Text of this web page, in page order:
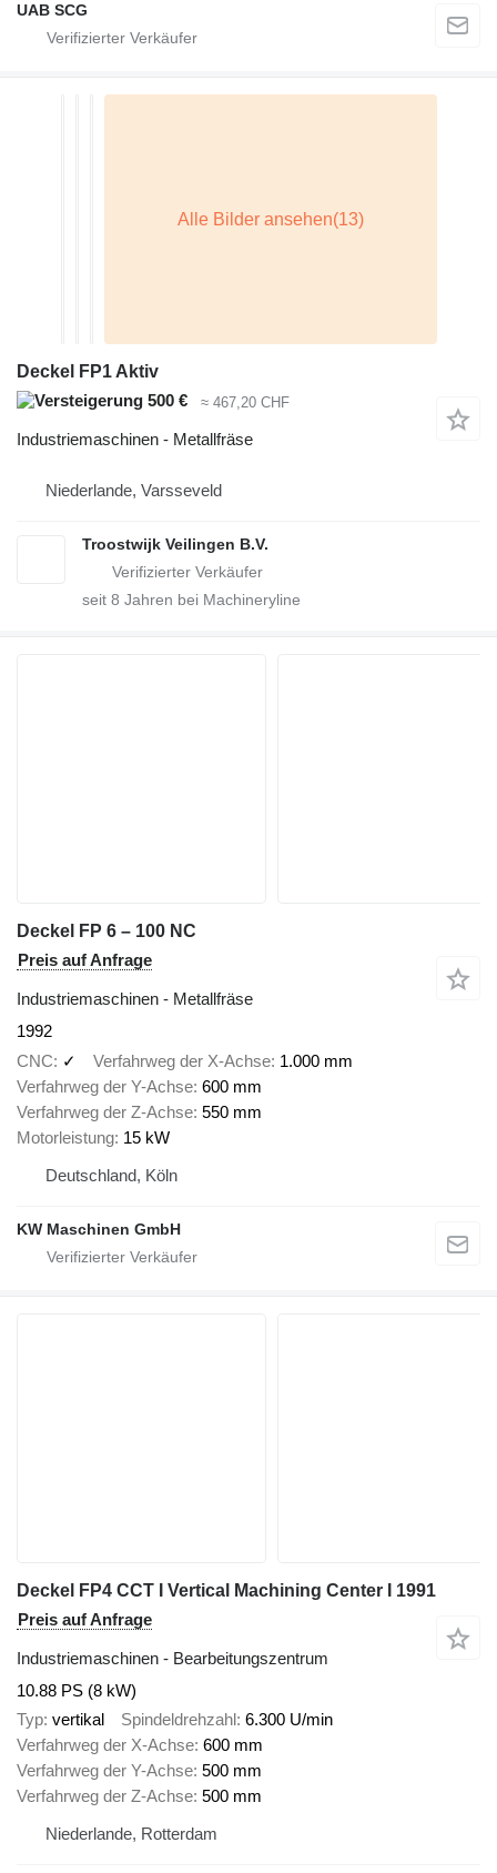
UAB SCG
Deckel FP1 Aktiv
500 €
≈ 467,20 CHF
Industriemaschinen - Metallfräse
Niederlande, Varsseveld
Troostwijk Veilingen B.V.
seit 8 Jahren bei Machineryline
Deckel FP 6 – 100 NC
Preis auf Anfrage
Industriemaschinen - Metallfräse
1992
CNC
✓ Verfahrweg der X-Achse 1.000 mm
Verfahrweg der Y-Achse 600 mm
Verfahrweg der Z-Achse 550 mm
Motorleistung 15 kW
Deutschland, Köln
KW Maschinen GmbH
Deckel FP4 CCT I Vertical Machining Center I 1991
Preis auf Anfrage
Industriemaschinen - Bearbeitungszentrum
10.88 PS (8 kW)
Typ vertikal Spindeldrehzahl 6.300 U/min
Verfahrweg der X-Achse 600 mm
Verfahrweg der Y-Achse 500 mm
Verfahrweg der Z-Achse 500 mm
Niederlande, Rotterdam